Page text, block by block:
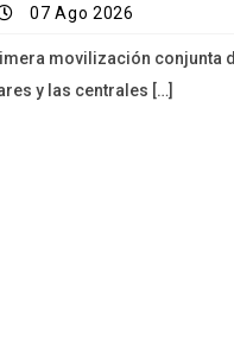
07 Ago 2026
movilización conjunta
y las centrales […]